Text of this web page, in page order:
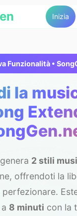
Inizia
Funzionalità •
la
genera 2 stili
offrendoti la
8 minuti con la